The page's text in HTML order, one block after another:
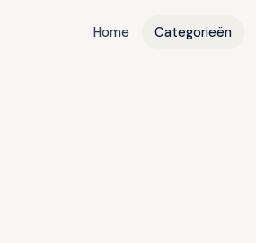
Home Categorieën